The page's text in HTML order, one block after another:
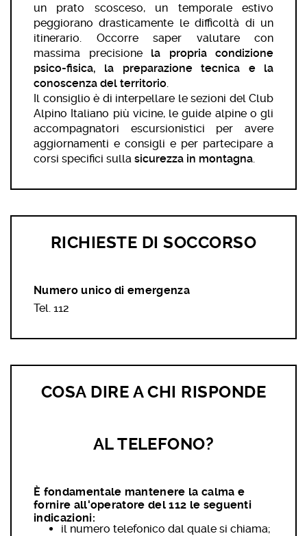
un prato scosceso, un temporale estivo
peggiorano drasticamente le difficoltà di un
itinerario. Occorre saper valutare con
massima precisione la propria condizione
psico-fisica, la preparazione tecnica e la
conoscenza del territorio
Il consiglio è di interpellare le sezioni del Club
Alpino Italiano più vicine, le guide alpine o gli
accompagnatori escursionistici per avere
aggiornamenti e consigli e per partecipare a
corsi specifici sulla sicurezza in montagna
RICHIESTE DI SOCCORSO
Numero unico di emergenza
Tel. 112
COSA DIRE A CHI RISPONDE
AL TELEFONO?
È fondamentale mantenere la calma e
fornire all'operatore del 112 le seguenti
indicazioni:
il numero telefonico dal quale si chiama;